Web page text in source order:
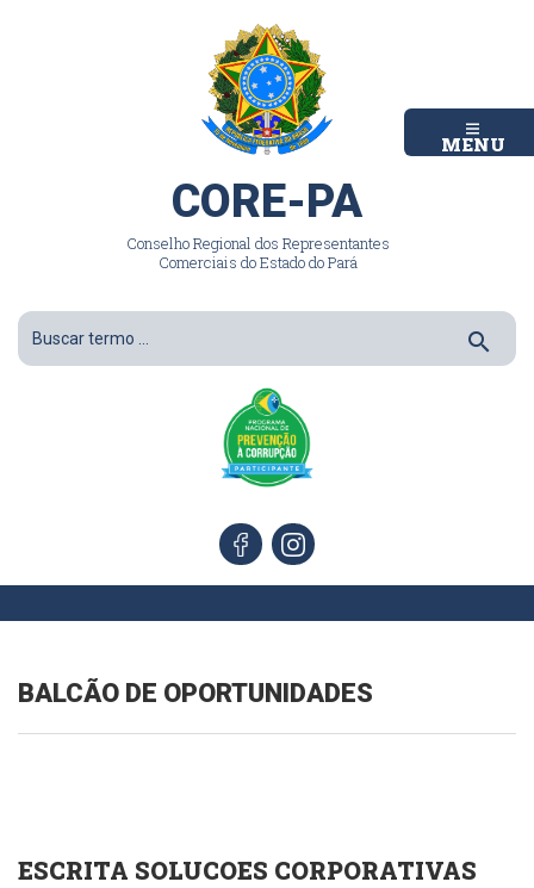
MENU
CORE-PA
Conselho Regional dos Representantes
Comerciais do Estado do Pará
search
BALCÃO DE OPORTUNIDADES
ESCRITA SOLUCOES CORPORATIVAS